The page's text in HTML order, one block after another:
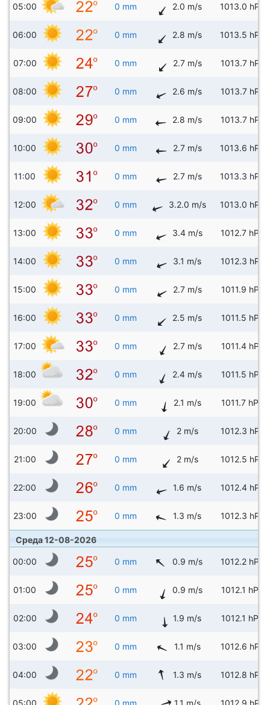
05:00 0 mm 2.0 m/s 1013.0 hPa
06:00 0 mm 2.8 m/s 1013.5 hPa
07:00 0 mm 2.7 m/s 1013.7 hPa
08:00 0 mm 2.6 m/s 1013.7 hPa
09:00 0 mm 2.8 m/s 1013.7 hPa
10:00 0 mm 2.7 m/s 1013.6 hPa
11:00 0 mm 2.7 m/s 1013.3 hPa
12:00 0 mm 3.2.0 m/s 1013.0 hPa
13:00 0 mm 3.4 m/s 1012.7 hPa
14:00 0 mm 3.1 m/s 1012.3 hPa
15:00 0 mm 2.7 m/s 1011.9 hPa
16:00 0 mm 2.5 m/s 1011.5 hPa
17:00 0 mm 2.7 m/s 1011.4 hPa
18:00 0 mm 2.4 m/s 1011.5 hPa
19:00 0 mm 2.1 m/s 1011.7 hPa
20:00 0 mm 2 m/s 1012.3 hPa
21:00 0 mm 2 m/s 1012.5 hPa
22:00 0 mm 1.6 m/s 1012.4 hPa
23:00 0 mm 1.3 m/s 1012.3 hPa
Среда 12-08-2026
00:00 0 mm 0.9 m/s 1012.2 hPa
01:00 0 mm 0.9 m/s 1012.1 hPa
02:00 0 mm 1.9 m/s 1012.1 hPa
03:00 0 mm 1.1 m/s 1012.6 hPa
04:00 0 mm 1.3 m/s 1012.8 hPa
05:00 0 mm 1.1 m/s 1012.9 hPa